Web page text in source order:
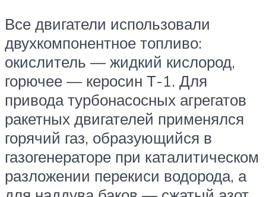
Все двигатели использовали
двухкомпонентное топливо:
окислитель — жидкий кислород,
горючее — керосин Т-1. Для
привода турбонасосных агрегатов
ракетных двигателей применялся
горячий газ, образующийся в
газогенераторе при каталитическом
разложении перекиси водорода, а